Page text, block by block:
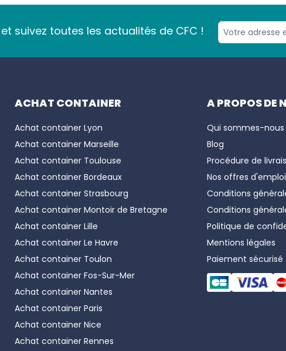
et aux tentatives d’effraction.
: idéal pour une
aux environnements maritimes et industriels ,
Sécurisez vos conteneurs simplement, sans
nécessiter de perçage ou de modification structurelle
du matériel ou des effets personnels.
Découvrez nos autres gammes sur les pages :
- Fixation et manutention
: Cales, Twistlock, rampes,
manipulation et le transport en toute sécurité.
-Aménagement et isolation: kits d’isolation
votre conteneur selon vos besoins.
suivez toutes les actualités de CFC !
ACHAT CONTAINER
Achat container Lyon
Achat container Marseille
Achat container Toulouse
Achat container Bordeaux
Achat container Strasbourg
Achat container Montoir de Bretagne
Achat container Lille
Achat container Le Havre
Achat container Toulon
Achat container Fos-Sur-Mer
Achat container Nantes
Achat container Paris
Achat container Nice
Achat container Rennes
A PROPOS DE
Qui sommes-nous
Blog
Procédure de
Nos offres d'emploi
Conditions
Conditions
Politique de
Mentions légales
Paiement sécurisé